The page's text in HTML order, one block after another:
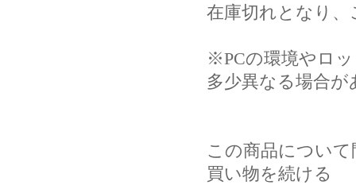
在庫切れとなり
※PCの環境やロ
多少異なる場合が
この商品につい
買い物を続ける